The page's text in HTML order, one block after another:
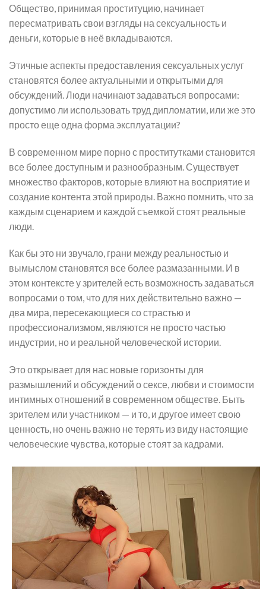
Общество, принимая проституцию, начинает
пересматривать свои взгляды на сексуальность и
деньги, которые в неё вкладываются.
Этичные аспекты предоставления сексуальных услуг
становятся более актуальными и открытыми для
обсуждений. Люди начинают задаваться вопросами:
допустимо ли использовать труд дипломатии, или же это
просто еще одна форма эксплуатации?
В современном мире порно с проститутками становится
все более доступным и разнообразным. Существует
множество факторов, которые влияют на восприятие и
создание контента этой природы. Важно помнить, что за
каждым сценарием и каждой съемкой стоят реальные
люди.
Как бы это ни звучало, грани между реальностью и
вымыслом становятся все более размазанными. И в
этом контексте у зрителей есть возможность задаваться
вопросами о том, что для них действительно важно —
два мира, пересекающиеся со страстью и
профессионализмом, являются не просто частью
индустрии, но и реальной человеческой истории.
Это открывает для нас новые горизонты для
размышлений и обсуждений о сексе, любви и стоимости
интимных отношений в современном обществе. Быть
зрителем или участником — и то, и другое имеет свою
ценность, но очень важно не терять из виду настоящие
человеческие чувства, которые стоят за кадрами.